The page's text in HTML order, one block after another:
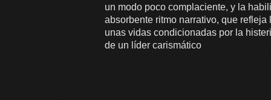
un modo poco complaciente, y la
absorbente ritmo narrativo, que
unas vidas condicionadas por la
de un líder carismático